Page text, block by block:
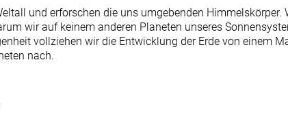
und erforschen die uns umgebenden Himmelskörper.
wir auf keinem anderen Planeten unseres
vollziehen wir die Entwicklung der Erde von einem
nach.